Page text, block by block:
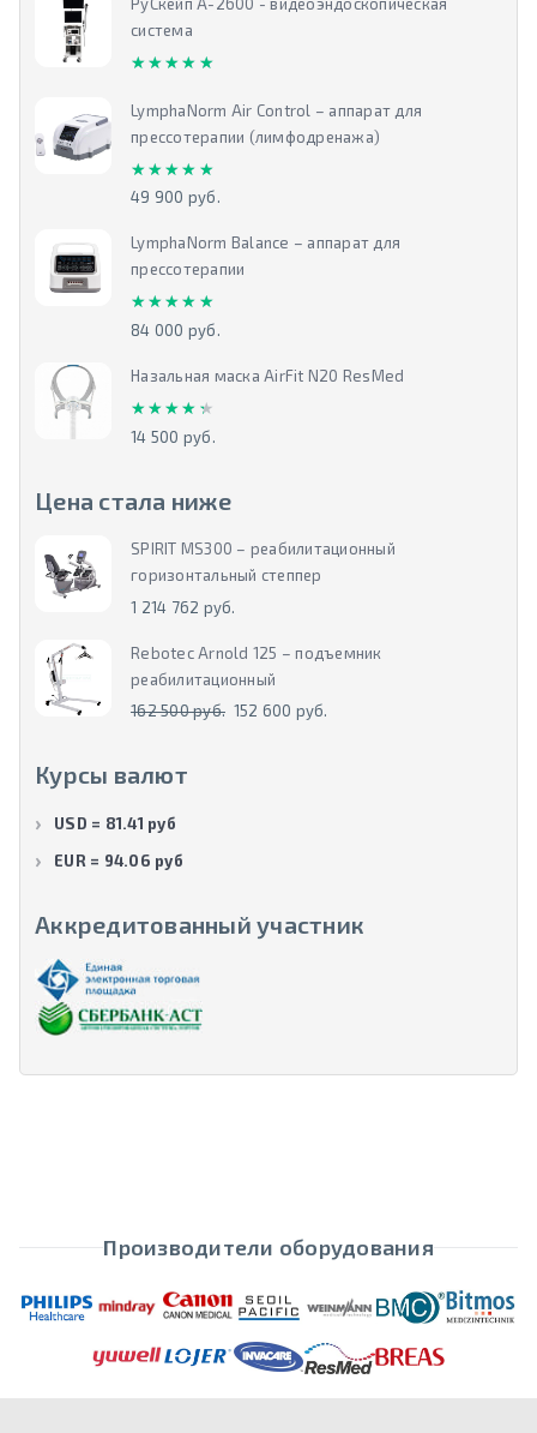
система
★★★★★
★★★★★
LymphaNorm Air Control – аппарат для
прессотерапии (лимфодренажа)
★★★★★
★★★★★
49 900 руб.
LymphaNorm Balance – аппарат для
прессотерапии
★★★★★
★★★★★
84 000 руб.
Назальная маска AirFit N20 ResMed
★★★★★
★★★★★
14 500 руб.
Цена стала ниже
SPIRIT MS300 – реабилитационный
горизонтальный степпер
1 214 762 руб.
Rebotec Arnold 125 – подъемник
реабилитационный
162 500 руб. 152 600 руб.
Курсы валют
USD = 81.41 руб
EUR = 94.06 руб
Аккредитованный участник
Производители оборудования